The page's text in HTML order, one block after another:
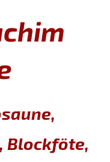
Blockföte,